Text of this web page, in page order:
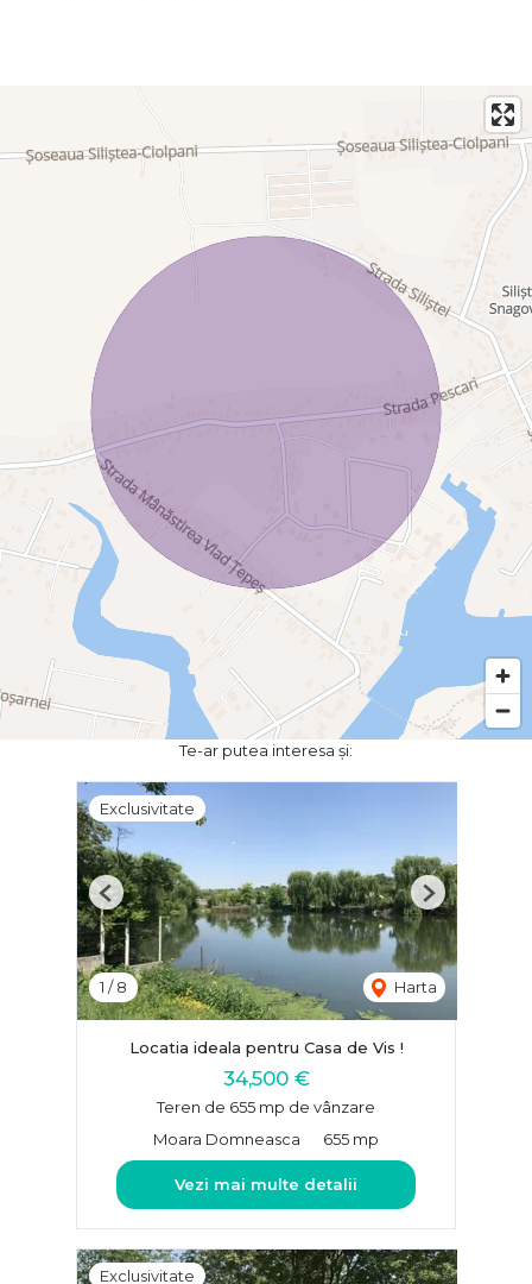
Te-ar putea interesa și:
Exclusivitate
1 /8 Harta
Previous Next
Locatia ideala pentru Casa de Vis !
34,500 €
Teren de 655 mp de vânzare
Moara Domneasca
655 mp
Vezi mai multe detalii
Exclusivitate